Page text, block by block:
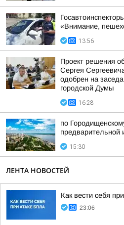
«Внимание,
13:56
Проект решения
Сергея
одобрен на
городской Думы
16:28
по
предварительной
15:30
ЛЕНТА НОВОСТЕЙ
Как вести себя
23:06